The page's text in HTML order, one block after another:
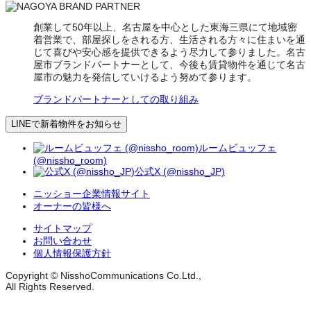
創業して50年以上、名古屋を中心とした東海三県にて地域密
着営業で、部屋探しをされる方、生活される方々に住まいを通
じて喜びや安心感を提供できるよう尽力して参りました。名古
屋市ブランドパートナーとして、今後も賃貸物件を通じて名古
屋市の魅力を発信していけるよう努めて参ります。
ブランドパートナーとしての取り組み
LINEで新着物件をお知らせ
ルームビュッフェ
(@nissho_room)
公式X (@nissho_JP)
ニッショー企業情報サイト
オーナーの皆様へ
サイトマップ
お問い合わせ
個人情報保護方針
Copyright © NisshoCommunications Co.Ltd.,
All Rights Reserved.